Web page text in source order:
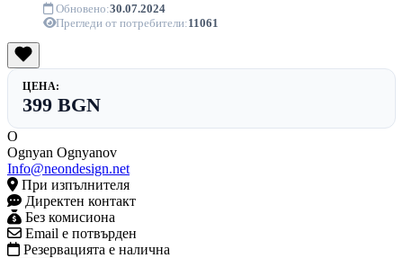
Обновено:30.07.2024
Прегледи от потребители:11061
ЦЕНА:
399 BGN
O
Ognyan Ognyanov
Info@neondesign.net
При изпълнителя
Директен контакт
Без комисиона
Email е потвърден
Резервацията е налична